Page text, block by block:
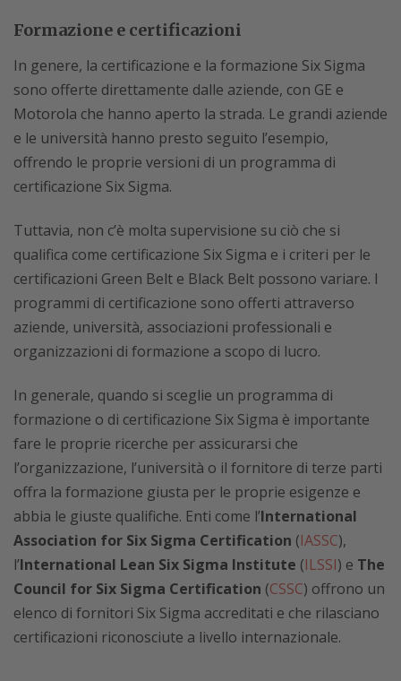
Formazione e certificazioni
In genere, la certificazione e la formazione Six Sigma
sono offerte direttamente dalle aziende, con GE e
Motorola che hanno aperto la strada. Le grandi aziende
e le università hanno presto seguito l’esempio,
offrendo le proprie versioni di un programma di
certificazione Six Sigma.
Tuttavia, non c’è molta supervisione su ciò che si
qualifica come certificazione Six Sigma e i criteri per le
certificazioni Green Belt e Black Belt possono variare. I
programmi di certificazione sono offerti attraverso
aziende, università, associazioni professionali e
organizzazioni di formazione a scopo di lucro.
In generale, quando si sceglie un programma di
formazione o di certificazione Six Sigma è importante
fare le proprie ricerche per assicurarsi che
l’organizzazione, l’università o il fornitore di terze parti
offra la formazione giusta per le proprie esigenze e
abbia le giuste qualifiche. Enti come l’International
Association for Six Sigma Certification (IASSC),
l’International Lean Six Sigma Institute (ILSSI) e The
Council for Six Sigma Certification (CSSC) offrono un
elenco di fornitori Six Sigma accreditati e che rilasciano
certificazioni riconosciute a livello internazionale.